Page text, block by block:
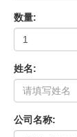
数量:
姓名:
公司名称: